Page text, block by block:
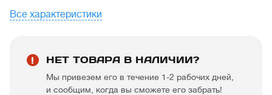
Все характеристики
НЕТ ТОВАРА В НАЛИЧИИ?
Мы привезем его в течение 1-2 рабочих дней,
и сообщим, когда вы сможете его забрать!